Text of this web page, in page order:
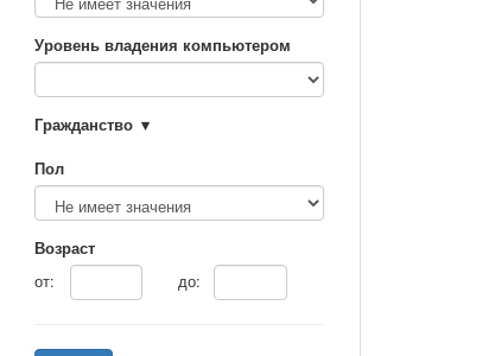
Уровень владения компьютером
Гражданство
Пол
Возраст
от:
до: